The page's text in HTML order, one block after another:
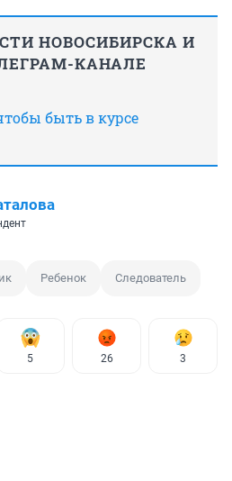
НОВОСИБИРСКА И
КАНАЛЕ
быть в курсе
Ребенок Следователь
5 26 3